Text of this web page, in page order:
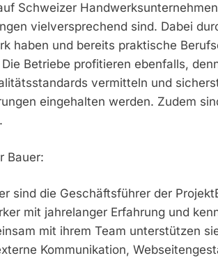
Schweizer
vielversprechend sind. Dabei
haben und bereits praktische
Betriebe profitieren ebenfalls,
vermitteln und
eingehalten werden. Zudem
Bauer:
sind die Geschäftsführer der
mit jahrelanger Erfahrung und
mit ihrem Team unterstützen
Kommunikation,